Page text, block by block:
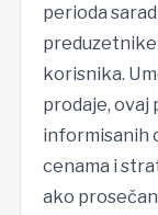
perioda
korisnika.
prodaje, ovaj
informisanih
cenama i
ako